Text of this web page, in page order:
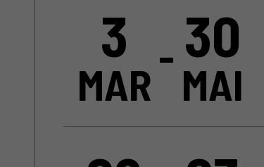
3
MAR
- 30
MAI